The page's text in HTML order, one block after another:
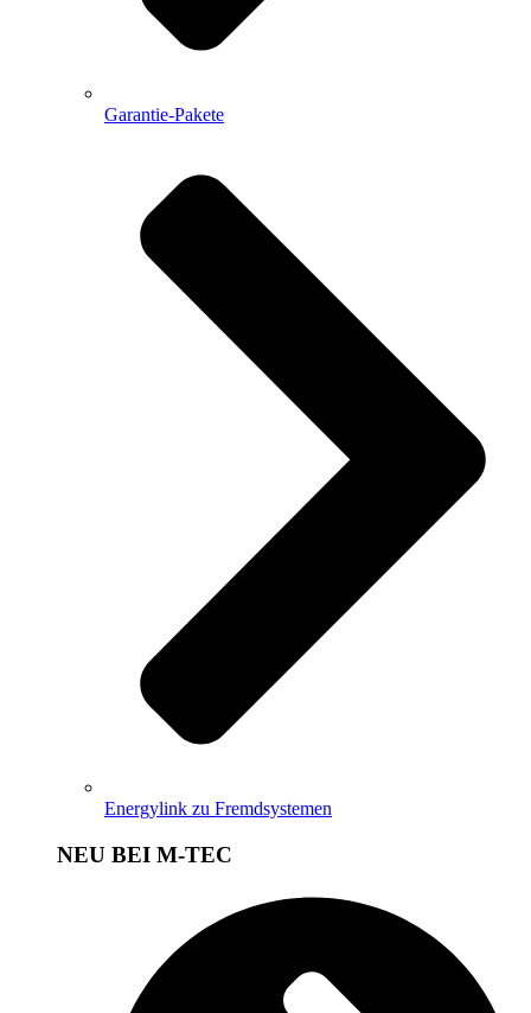
Garantie-Pakete
Energylink zu Fremdsystemen
NEU BEI M-TEC